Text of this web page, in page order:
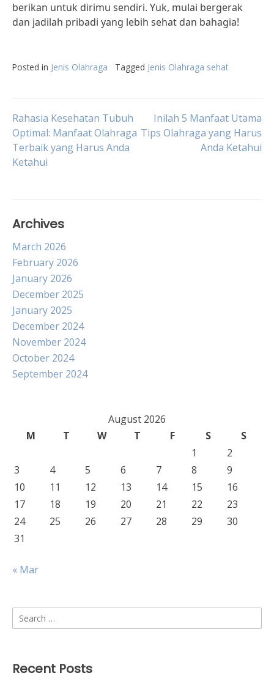
berikan untuk dirimu sendiri. Yuk, mulai bergerak
dan jadilah pribadi yang lebih sehat dan bahagia!
Posted in Jenis Olahraga Tagged Jenis Olahraga sehat
Post
navigation
Rahasia Kesehatan Tubuh
Optimal: Manfaat Olahraga
Terbaik yang Harus Anda
Ketahui
Inilah 5 Manfaat Utama
Tips Olahraga yang Harus
Anda Ketahui
Archives
March 2026
February 2026
January 2026
December 2025
January 2025
December 2024
November 2024
October 2024
September 2024
August 2026
M
T W T F S
S
1
2
3
4 5 6 7 8
9
10
11 12 13 14 15
16
17
18 19 20 21 22
23
24
25 26 27 28 29
30
31
« Mar
Search
for:
Recent Posts